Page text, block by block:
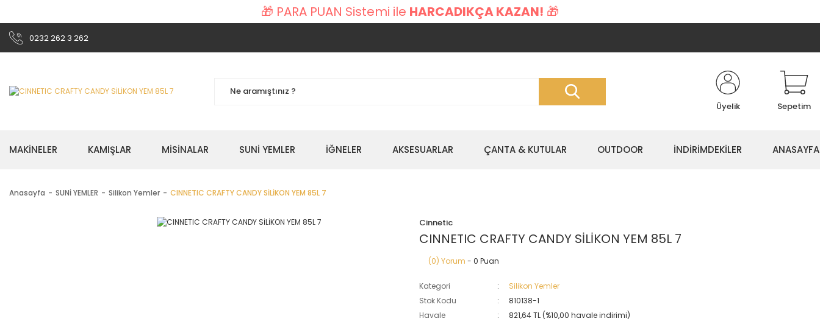
🎁 PARA PUAN Sistemi ile HARCADIKÇA KAZAN! 🎁
0232 262 3 262
Üyelik Sepetim
MAKİNELER KAMIŞLAR MİSİNALAR SUNİ YEMLER İĞNELER AKSESUARLAR ÇANTA & KUTULAR OUTDOOR İNDİRİMDEKİLER ANASAYFA
Anasayfa SUNİ YEMLER Silikon Yemler CINNETIC CRAFTY CANDY SİLİKON YEM 85L 7
Cinnetic
CINNETIC CRAFTY CANDY SİLİKON YEM 85L 7
(0) Yorum - 0 Puan
Kategori
Silikon Yemler
Stok Kodu
810138-1
Havale
821,64 TL (%10,00 havale indirimi)